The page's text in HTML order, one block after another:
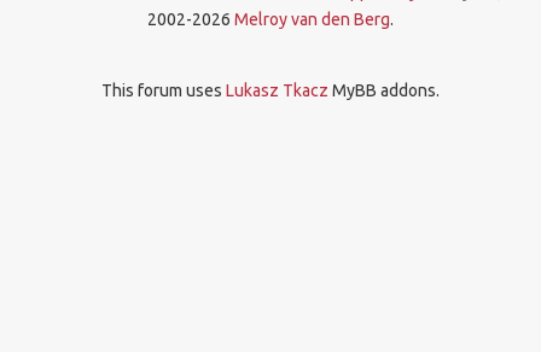
2002-2026 Melroy van den Berg.
This forum uses Lukasz Tkacz MyBB addons.